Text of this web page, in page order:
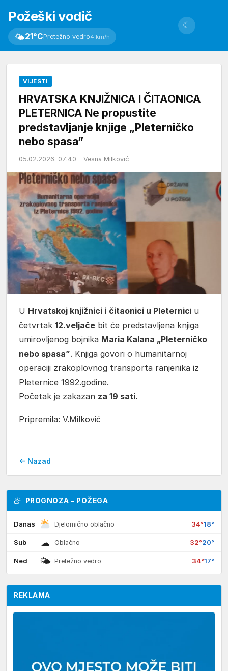
Požeški vodič
🌤21°CPretežno vedro4 km/h
☾
VIJESTI
HRVATSKA KNJIŽNICA I ČITAONICA
PLETERNICA Ne propustite
predstavljanje knjige „Pleterničko
nebo spasa”
05.02.2026. 07:40 Vesna Milković
U Hrvatskoj knjižnici i čitaonici u Pleternici u
četvrtak 12.veljače bit će predstavljena knjiga
umirovljenog bojnika Maria Kalana „Pleterničko
nebo spasa”. Knjiga govori o humanitarnoj
operaciji zrakoplovnog transporta ranjenika iz
Pleternice 1992.godine.
Početak je zakazan za 19 sati.
Pripremila: V.Milković
← Nazad
PROGNOZA – POŽEGA
Danas Djelomično oblačno 34°18°
Sub ☁ Oblačno 32°20°
Ned 🌤 Pretežno vedro 34°17°
REKLAMA